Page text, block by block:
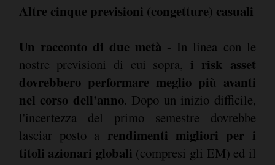
Altre cinque previsioni (congetture) casuali
Un racconto di due metà - In linea con le
nostre previsioni di cui sopra, i risk asset
dovrebbero performare meglio più avanti
nel corso dell'anno. Dopo un inizio difficile,
l'incertezza del primo semestre dovrebbe
lasciar posto a rendimenti migliori per i
titoli azionari globali (compresi gli EM) ed il